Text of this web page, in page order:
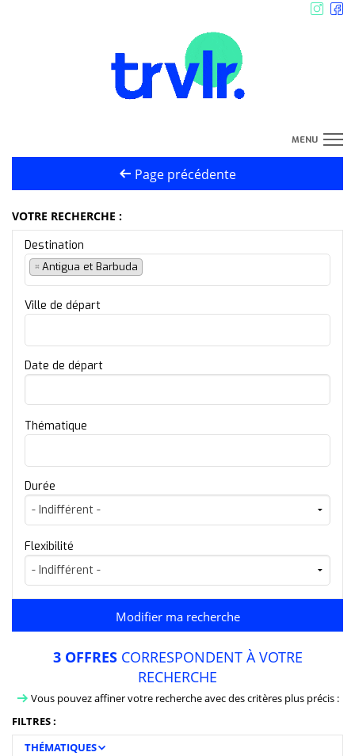
MENU
Expériences
Devis sur-mesure
Manifesto
Page précédente
VOTRE RECHERCHE :
Destination
× Antigua et Barbuda
Ville de départ
Date de départ
Thématique
Durée
Flexibilité
3 OFFRESCORRESPONDENT À VOTRE
RECHERCHE
Vous pouvez affiner votre recherche avec des critères plus précis :
FILTRES :
THÉMATIQUES